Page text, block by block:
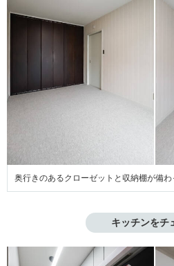
奥行きのあるクローゼットと収納棚が備わ
キッチンをチ